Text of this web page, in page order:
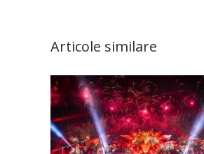
Articole similare